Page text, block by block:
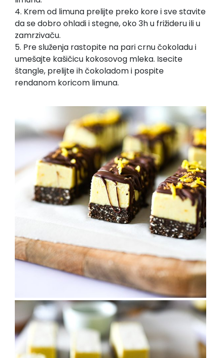
4. Krem od limuna prelijte preko kore i sve stavite
da se dobro ohladi i stegne, oko 3h u frižideru ili u
zamrzivaču.
5. Pre služenja rastopite na pari crnu čokoladu i
umešajte kašičicu kokosovog mleka. Isecite
štangle, prelijte ih čokoladom i pospite
rendanom koricom limuna.